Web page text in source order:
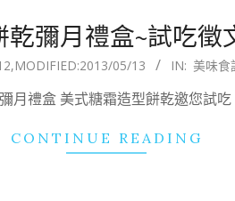
彌月禮盒~試吃徵
,MODIFIED:2013/05/13 IN: 美味食
月禮盒 美式糖霜造型餅乾邀您試
CONTINUE READING